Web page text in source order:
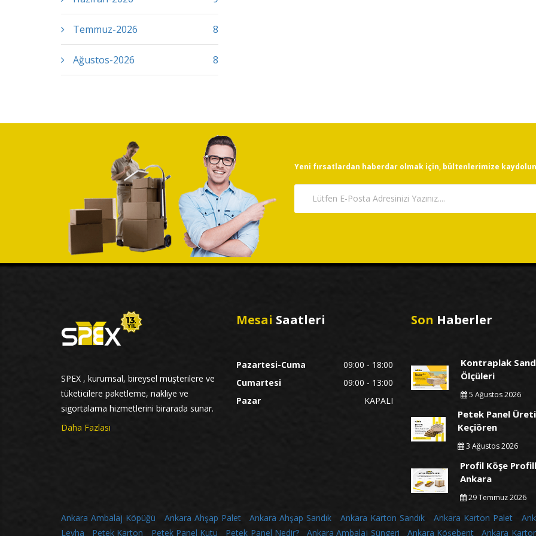
Temmuz-2026 8
Ağustos-2026 8
Yeni fırsatlardan haberdar olmak için, bültenlerimize
SPEX , kurumsal, bireysel müşterilere ve
tüketicilere paketleme, nakliye ve
sigortalama hizmetlerini birarada sunar.
Daha Fazlası
Mesai Saatleri
Pazartesi-Cuma
09:00 - 18:00
Cumartesi
09:00 - 13:00
Pazar
KAPALI
Son Haberler
Kontraplak
Ölçüleri
5 Ağustos 2026
Petek Panel
Keçiören
3 Ağustos 2026
Profil Köşe
Ankara
29 Temmuz 2026
Ankara Ambalaj Köpüğü Ankara Ahşap Palet Ankara Ahşap Sandık Ankara Karton Sandık Ankara Karton Palet
Levha
Petek Karton Petek Panel Kutu Petek Panel Nedir? Ankara Ambalaj Süngeri Ankara Köşebent Ankara